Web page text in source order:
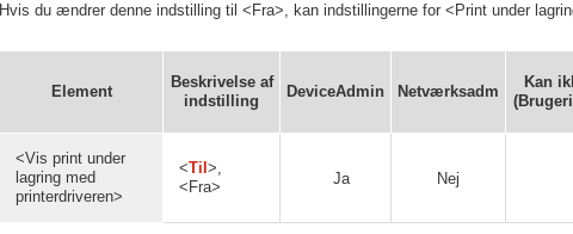
Hvis du ændrer denne indstilling til <Fra>, kan indstillingerne for <Print under
Element
Beskrivelse af
indstilling
DeviceAdmin Netværksadm
Kan
<Vis print under
lagring med
printerdriveren>
<Til >,
<Fra>
Ja Nej